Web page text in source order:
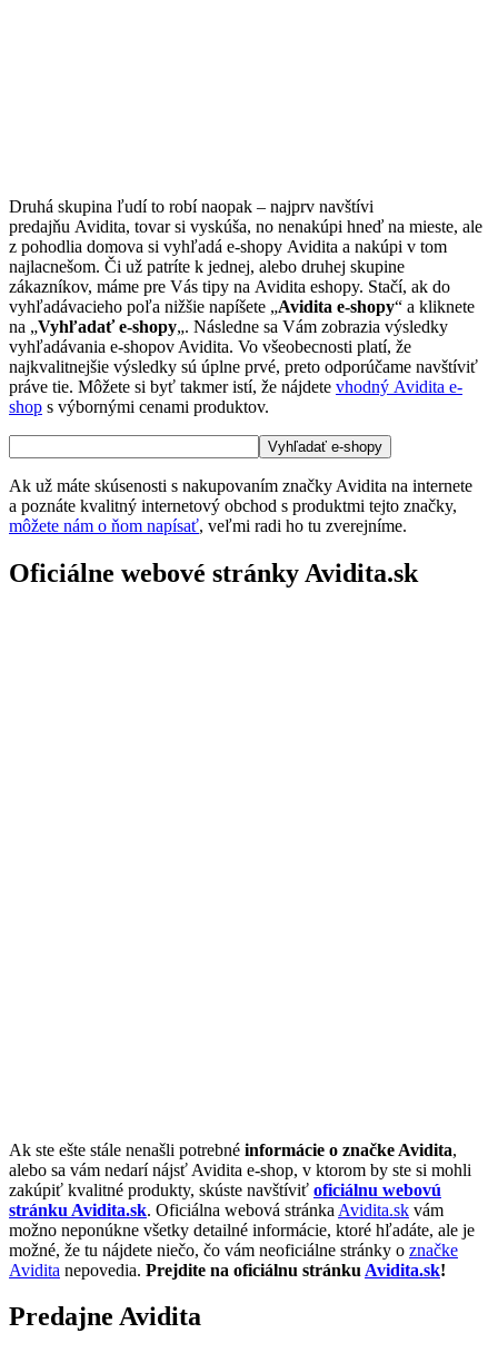
Druhá skupina ľudí to robí naopak – najprv navštívi
predajňu Avidita, tovar si vyskúša, no nenakúpi hneď na mieste, ale
z pohodlia domova si vyhľadá e-shopy Avidita a nakúpi v tom
najlacnešom. Či už patríte k jednej, alebo druhej skupine
zákazníkov, máme pre Vás tipy na Avidita eshopy. Stačí, ak do
vyhľadávacieho poľa nižšie napíšete „Avidita e-shopy“ a kliknete
na „Vyhľadať e-shopy„. Následne sa Vám zobrazia výsledky
vyhľadávania e-shopov Avidita. Vo všeobecnosti platí, že
najkvalitnejšie výsledky sú úplne prvé, preto odporúčame navštíviť
práve tie. Môžete si byť takmer istí, že nájdete vhodný Avidita e-
shop s výbornými cenami produktov.
Ak už máte skúsenosti s nakupovaním značky Avidita na internete
a poznáte kvalitný internetový obchod s produktmi tejto značky,
môžete nám o ňom napísať, veľmi radi ho tu zverejníme.
Oficiálne webové stránky Avidita.sk
Ak ste ešte stále nenašli potrebné informácie o značke Avidita,
alebo sa vám nedarí nájsť Avidita e-shop, v ktorom by ste si mohli
zakúpiť kvalitné produkty, skúste navštíviť oficiálnu webovú
stránku Avidita.sk. Oficiálna webová stránka Avidita.sk vám
možno neponúkne všetky detailné informácie, ktoré hľadáte, ale je
možné, že tu nájdete niečo, čo vám neoficiálne stránky o značke
Avidita nepovedia. Prejdite na oficiálnu stránku Avidita.sk!
Predajne Avidita